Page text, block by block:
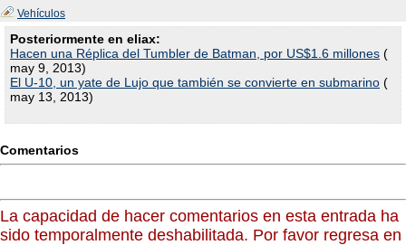
Vehículos
Posteriormente en eliax:
Hacen una Réplica del Tumbler de Batman, por US$1.6 millones (
may 9, 2013)
El U-10, un yate de Lujo que también se convierte en submarino (
may 13, 2013)
Comentarios
La capacidad de hacer comentarios en esta entrada ha
sido temporalmente deshabilitada. Por favor regresa en